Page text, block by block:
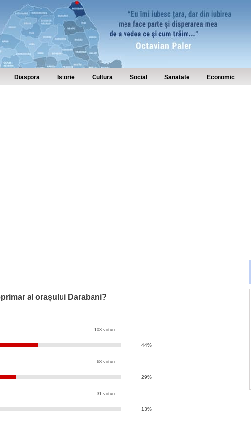
Diaspora Istorie Cultura Social Sanatate Economic
al orașului Darabani?
103 voturi
44%
68 voturi
29%
31 voturi
13%